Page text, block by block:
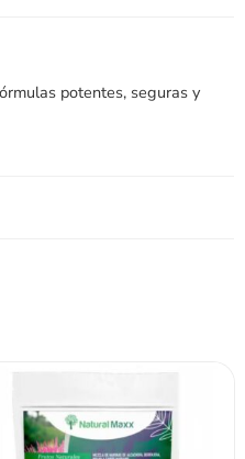
potentes, seguras y